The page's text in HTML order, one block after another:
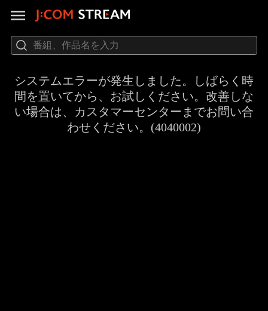
システムエラーが発生しました。しばらく時
間を置いてから、お試しください。改善しな
い場合は、カスタマーセンターまでお問い合
わせください。(4040002)